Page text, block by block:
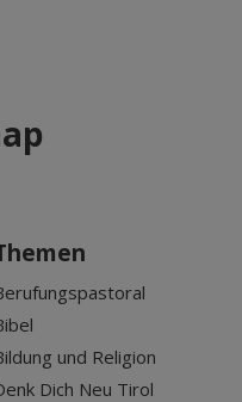
und Religion
Dich Neu Tirol